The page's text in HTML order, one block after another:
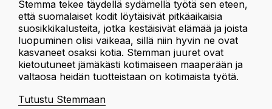
Stemma tekee täydellä sydämellä työtä sen eteen,
että suomalaiset kodit löytäisivät pitkäaikaisia
suosikkikalusteita, jotka kestäisivät elämää ja joista
luopuminen olisi vaikeaa, sillä niin hyvin ne ovat
kasvaneet osaksi kotia. Stemman juuret ovat
kietoutuneet jämäkästi kotimaiseen maaperään ja
valtaosa heidän tuotteistaan on kotimaista työtä.
Tutustu Stemmaan